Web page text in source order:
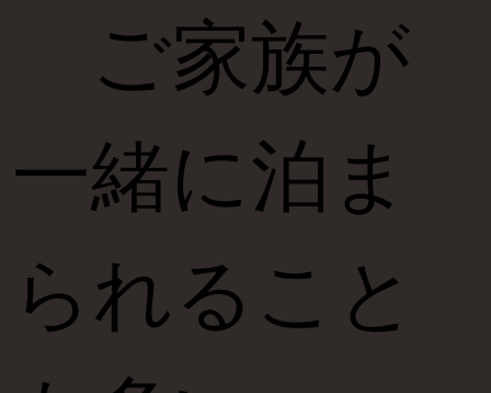
ご家族が
一緒に泊ま
られること